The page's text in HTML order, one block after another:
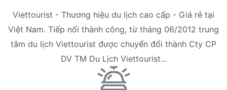
Viettourist - Thương hiệu du lịch cao cấp - Giá rẻ tại
Việt Nam. Tiếp nối thành công, từ tháng 06/2012 trung
tâm du lịch Viettourist được chuyển đổi thành Cty CP
DV TM Du Lịch Viettourist...